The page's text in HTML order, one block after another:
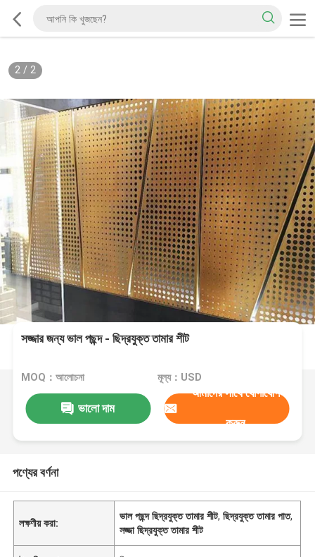
2/ 2
সজ্জার জন্য ভাল পছন্দ - ছিদ্রযুক্ত তামার শীট
MOQ：আলোচনা মূল্য：USD
ভালো দাম
আমাদের সাথে যোগাযোগ
করুন
পণ্যের বর্ণনা
লক্ষণীয় করা:
ভাল পছন্দ ছিদ্রযুক্ত তামার শীট,ছিদ্রযুক্ত তামার পাত,
সজ্জা ছিদ্রযুক্ত তামার শীট